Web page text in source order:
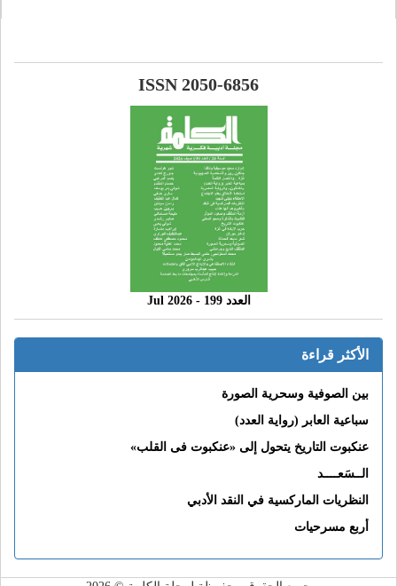
ISSN 2050-6856
العدد 199 - 2026 Jul
الأكثر قراءة
بين الصوفية وسحرية الصورة
سباعية العابر (رواية العدد)
عنكبوت التاريخ يتحول إلى «عنكبوت فى القلب»
الــسَعــــد
النظريات الماركسية في النقد الأدبي
أربع مسرحيات